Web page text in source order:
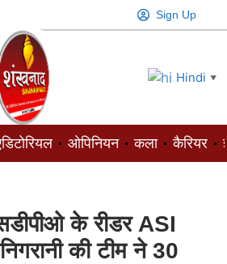
Sign Up
Hindi ▼
ओपिनियन कला कैरियर
के रीडर ASI
की टीम ने 30